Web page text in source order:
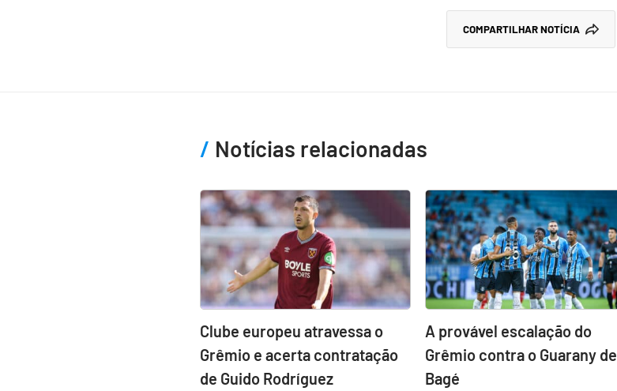
COMPARTILHAR NOTÍCIA
Notícias relacionadas
Clube europeu atravessa o
Grêmio e acerta contratação
de Guido Rodríguez
A provável escalação do
Grêmio contra o Guarany de
Bagé